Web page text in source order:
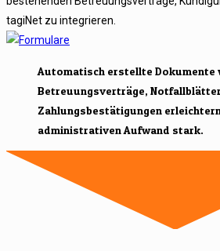
tagiNet zu integrieren.
Automatisch erstellte Dokumente
Betreuungsverträge,
Zahlungsbestätigungen
administrativen Aufwand stark.